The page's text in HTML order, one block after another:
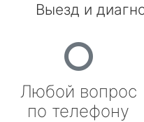
Выезд и
Любой вопрос
по телефону